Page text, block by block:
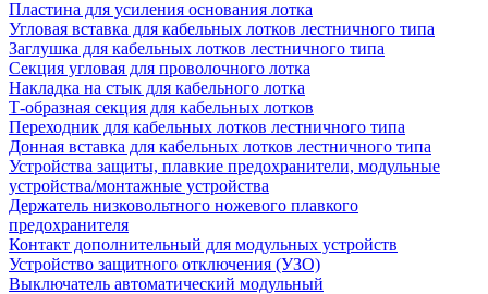
Пластина для усиления основания лотка
Угловая вставка для кабельных лотков лестничного типа
Заглушка для кабельных лотков лестничного типа
Секция угловая для проволочного лотка
Накладка на стык для кабельного лотка
Т-образная секция для кабельных лотков
Переходник для кабельных лотков лестничного типа
Донная вставка для кабельных лотков лестничного типа
Устройства защиты, плавкие предохранители, модульные
устройства/монтажные устройства
Держатель низковольтного ножевого плавкого
предохранителя
Контакт дополнительный для модульных устройств
Устройство защитного отключения (УЗО)
Выключатель автоматический модульный